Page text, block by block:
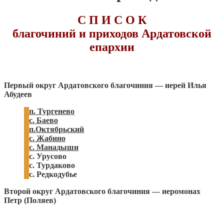
С П И С О К
благочиний и приходов Ардатовской
епархии
Первый округ Ардатовского благочиния — иерей Илья
Абудеев
п. Тургенево
с. Баево
п.Октябрьский
с. Жабино
с. Манадыши
с. Урусово
с. Турдаково
с. Редкодубье
Второй округ Ардатовского благочиния — иеромонах
Петр (Поляев)